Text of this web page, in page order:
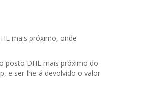
mais próximo, onde
posto DHL mais próximo do
e ser-lhe-á devolvido o valor